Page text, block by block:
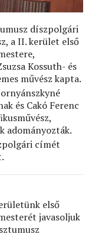
díszpolgári
a II. kerület első
Kossuth- és
művész kapta.
és Cakó Ferenc
adományozták.
címét
első
javasoljuk